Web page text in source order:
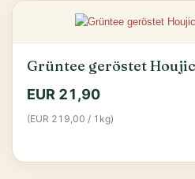
Grüntee geröstet
EUR 21,90
(EUR 219,00 / 1kg)